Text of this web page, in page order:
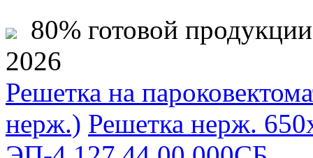
80% готовой
2026
Решетка на
нерж.) Решетка нерж.